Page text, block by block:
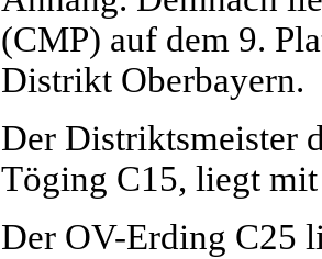
(CMP) auf dem 9.
Distrikt Oberbayern.
Der Distriktsmeister
Töging C15, liegt
Der OV-Erding C25